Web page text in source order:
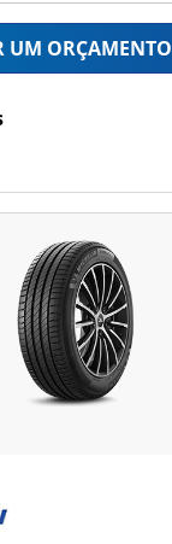
UM ORÇAMENTO